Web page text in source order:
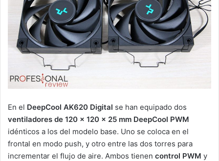
En el DeepCool AK620 Digital se han equipado dos
ventiladores de 120 x 120 x 25 mm DeepCool PWM
idénticos a los del modelo base. Uno se coloca en el
frontal en modo push, y otro entre las dos torres para
incrementar el flujo de aire. Ambos tienen control PWM y